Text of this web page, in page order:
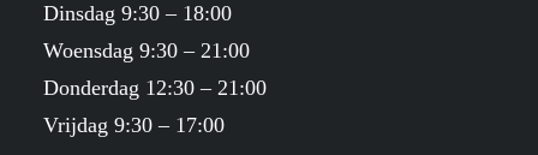
Dinsdag 9:30 – 18:00
Woensdag 9:30 – 21:00
Donderdag 12:30 – 21:00
Vrijdag 9:30 – 17:00